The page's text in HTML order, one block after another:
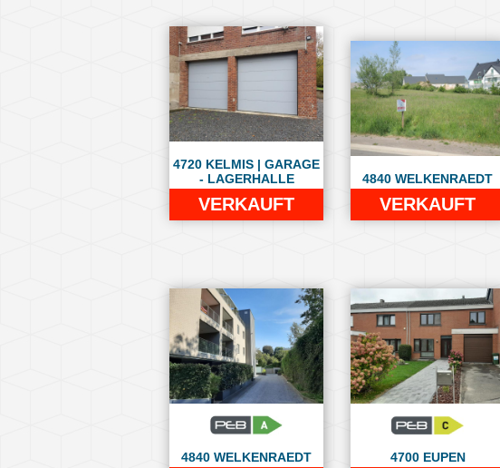
4720 KELMIS | GARAGE
- LAGERHALLE
VERKAUFT
4840 WELKENRAEDT
VERKAUFT
4840 WELKENRAEDT 4700 EUPEN